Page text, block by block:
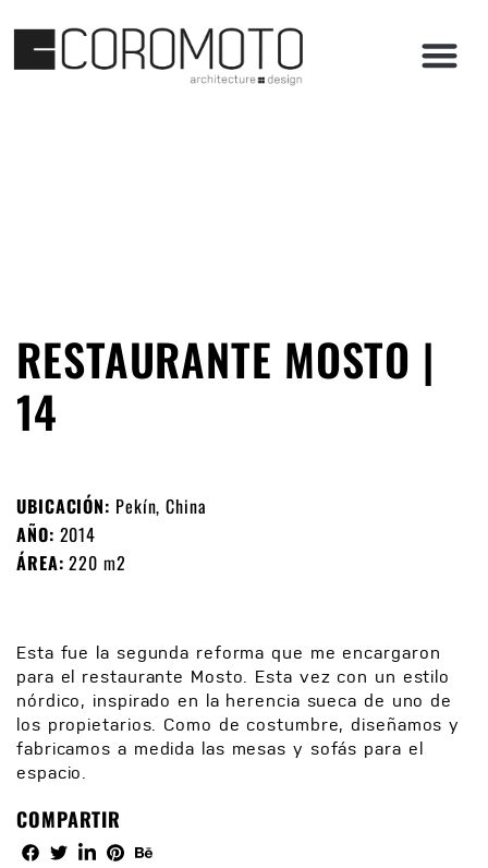
RESTAURANTE MOSTO |
14
UBICACIÓN: Pekín, China
AÑO: 2014
ÁREA: 220 m2
Esta fue la segunda reforma que me encargaron
para el restaurante Mosto. Esta vez con un estilo
nórdico, inspirado en la herencia sueca de uno de
los propietarios. Como de costumbre, diseñamos y
fabricamos a medida las mesas y sofás para el
espacio.
COMPARTIR